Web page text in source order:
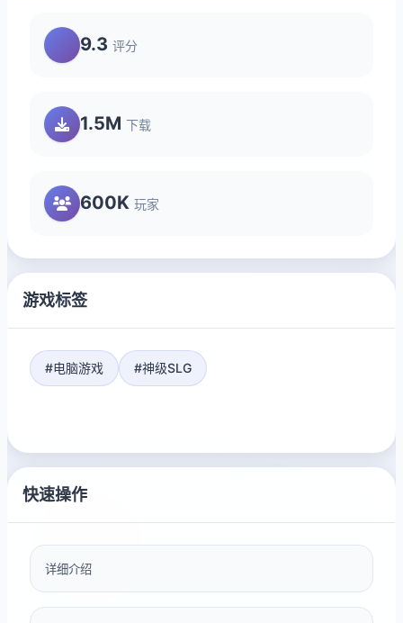
9.3 评分
1.5M 下载
600K 玩家
游戏标签
#电脑游戏 #神级SLG
快速操作
详细介绍